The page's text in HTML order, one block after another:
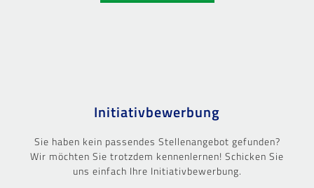
Initiativbewerbung
Sie haben kein passendes Stellenangebot gefunden?
Wir möchten Sie trotzdem kennenlernen! Schicken Sie
uns einfach Ihre Initiativbewerbung.